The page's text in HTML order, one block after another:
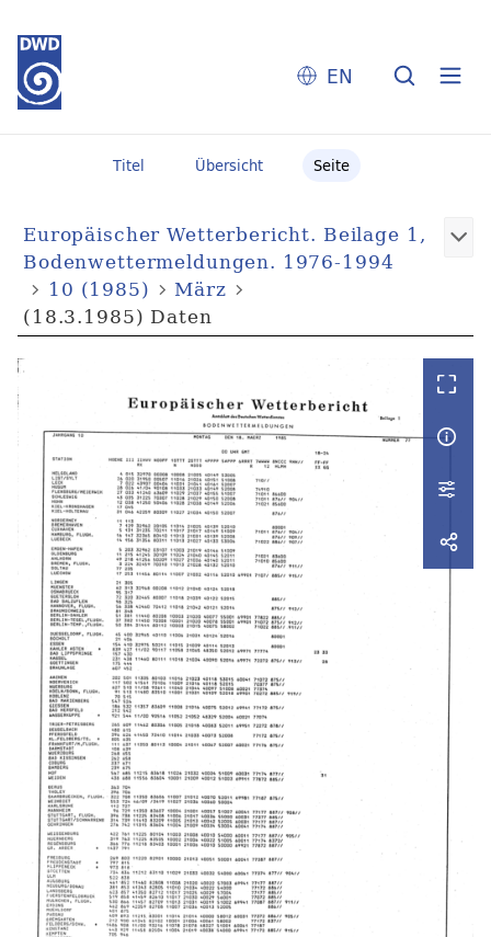
EN
Titel Übersicht Seite
Europäischer Wetterbericht. Beilage 1,
Bodenwettermeldungen. 1976-1994
10 (1985)
März
(18.3.1985) Daten